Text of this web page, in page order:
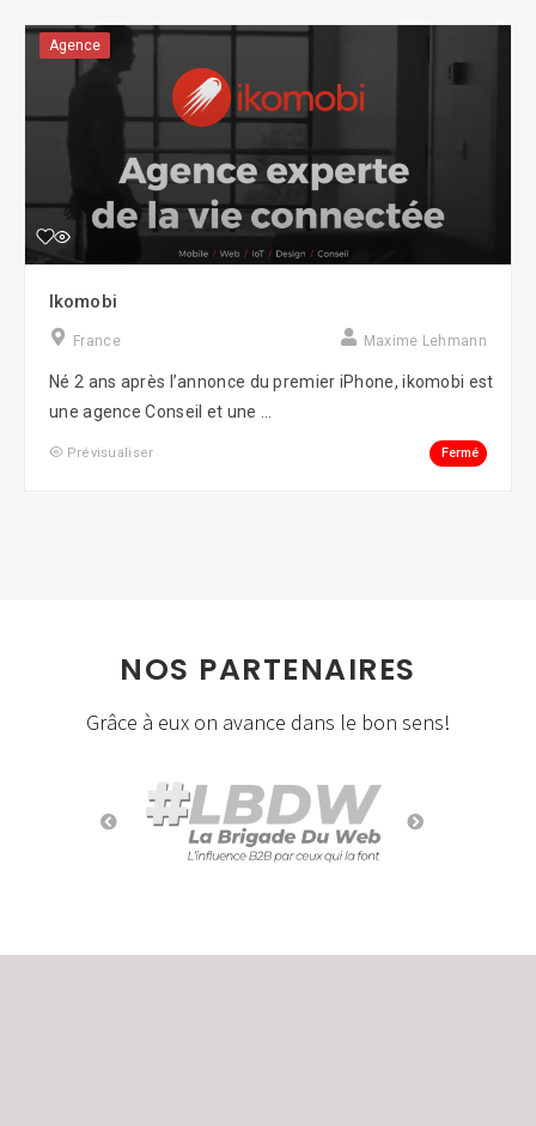
Agence
Ikomobi
France Maxime Lehmann
Né 2 ans après l’annonce du premier iPhone, ikomobi est
une agence Conseil et une ...
Prévisualiser Fermé
NOS PARTENAIRES
Grâce à eux on avance dans le bon sens!